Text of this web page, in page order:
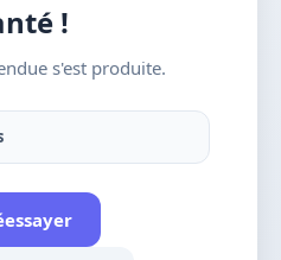
!
s'est produite.